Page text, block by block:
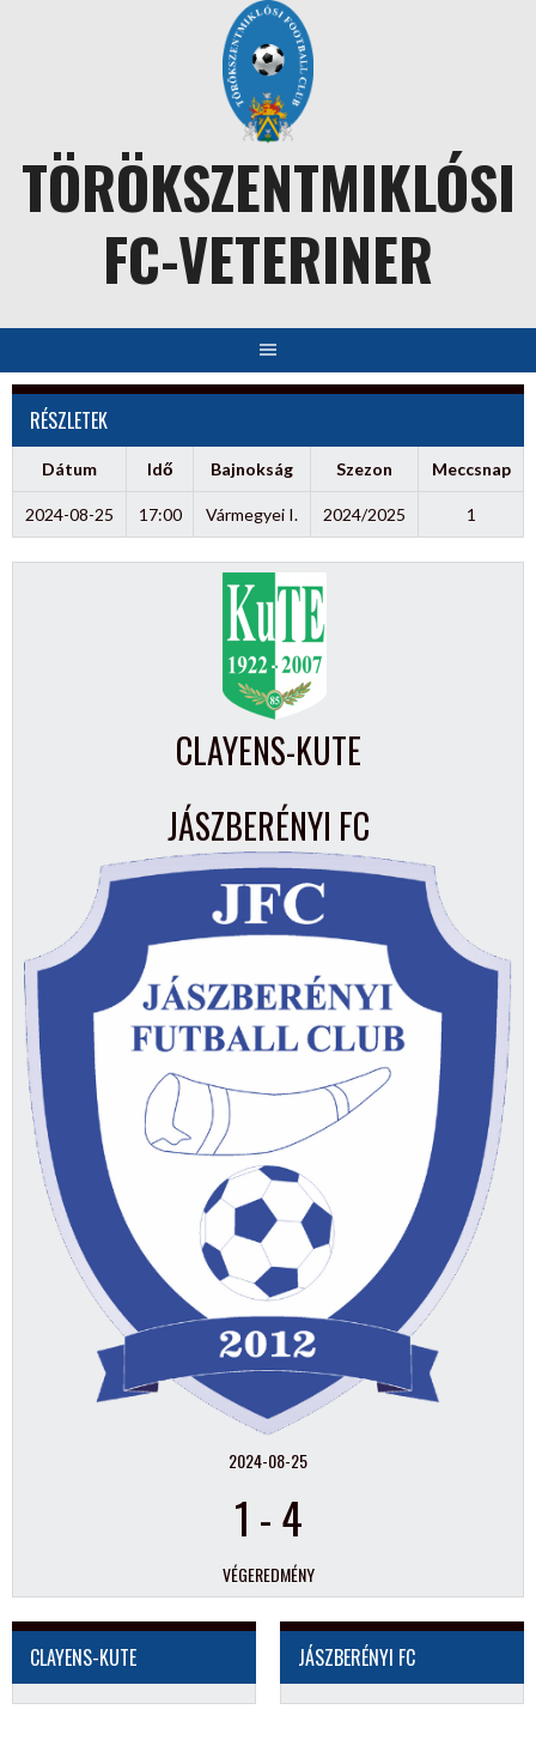
TÖRÖKSZENTMIKLÓSI
FC-VETERINER
RÉSZLETEK
Dátum Idő Bajnokság Szezon Meccsnap
2024-08-25 17:00 Vármegyei I. 2024/2025 1
CLAYENS-KUTE
JÁSZBERÉNYI FC
2024-08-25
1 -4
VÉGEREDMÉNY
CLAYENS-KUTE JÁSZBERÉNYI FC